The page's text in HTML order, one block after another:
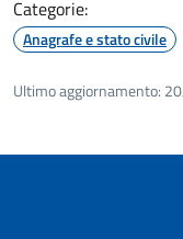
Categorie:
Anagrafe e stato civile
Ultimo aggiornamento: